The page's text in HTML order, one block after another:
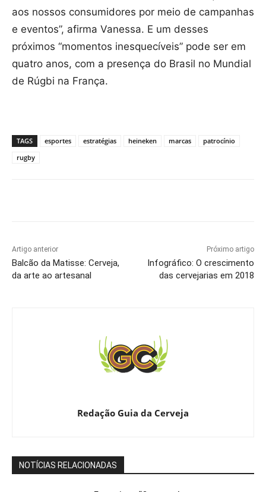
aos nossos consumidores por meio de campanhas
e eventos”, afirma Vanessa. E um desses
próximos “momentos inesquecíveis” pode ser em
quatro anos, com a presença do Brasil no Mundial
de Rúgbi na França.
TAGS esportes estratégias heineken marcas
patrocínio
rugby
Artigo anterior
Balcão da Matisse: Cerveja,
da arte ao artesanal
Próximo artigo
Infográfico: O crescimento
das cervejarias em 2018
Redação Guia da Cerveja
NOTÍCIAS RELACIONADAS